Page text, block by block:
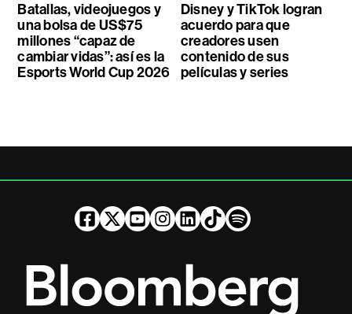
Batallas, videojuegos y
una bolsa de US$75
millones “capaz de
cambiar vidas”: así es la
Esports World Cup 2026
Disney y TikTok logran
acuerdo para que
creadores usen
contenido de sus
películas y series